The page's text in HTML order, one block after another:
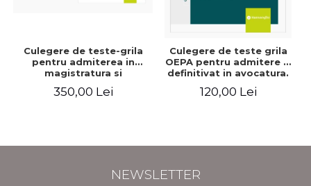
Culegere de teste-grila
pentru admiterea in
magistratura si
revizuita si adaugita -
350,00 Lei
Culegere de teste grila
OEPA pentru admitere si
definitivat in avocatura.
variantelor de raspuns.
120,00 Lei
NEWSLETTER